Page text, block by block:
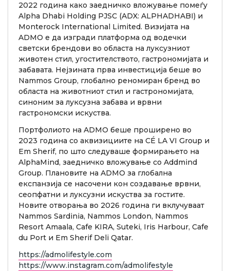
2022 година како заедничко вложување помеѓу
Alpha Dhabi Holding PJSC (ADX: ALPHADHABI) и
Monterock International Limited. Визијата на
ADMO е да изгради платформа од водечки
светски брендови во областа на луксузниот
животен стил, угостителството, гастрономијата и
забавата. Нејзината прва инвестиција беше во
Nammos Group, глобално реномиран бренд во
областа на животниот стил и гастрономијата,
синоним за луксузна забава и врвни
гастрономски искуства.
Портфолиото на ADMO беше проширено во
2023 година со аквизициите на CÉ LA VI Group и
Em Sherif, по што следуваше формирањето на
AlphaMind, заедничко вложување со Addmind
Group. Плановите на ADMO за глобална
експанзија се насочени кон создавање врвни,
сеопфатни и луксузни искуства за гостите.
Новите отворања во 2026 година ги вклучуваат
Nammos Sardinia, Nammos London, Nammos
Resort Amaala, Cafe KIRA, Suteki, Iris Harbour, Cafe
du Port и Em Sherif Deli Qatar.
https://admolifestyle.com
https://www.instagram.com/admolifestyle